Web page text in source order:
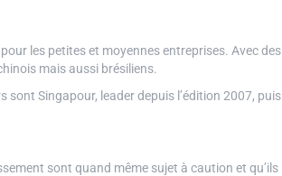
les petites et moyennes entreprises. Avec des
mais aussi brésiliens.
Singapour, leader depuis l’édition 2007, puis
sont quand même sujet à caution et qu’ils